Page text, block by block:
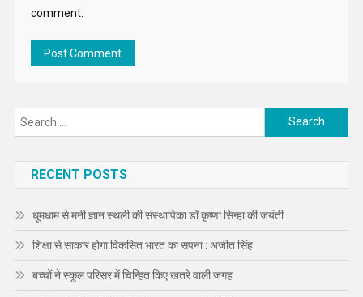
comment.
Search
for:
RECENT POSTS
धूमधाम से मनी ज्ञान स्थली की संस्थापिका डॉ कृष्णा सिन्हा की जयंती
शिक्षा से साकार होगा विकसित भारत का सपना : अजीत सिंह
बच्चों ने स्कूल परिसर में चिन्हित किए खतरे वाली जगह